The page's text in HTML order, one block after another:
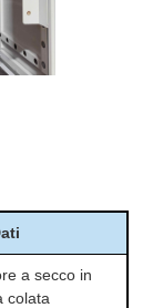
a secco in
colata